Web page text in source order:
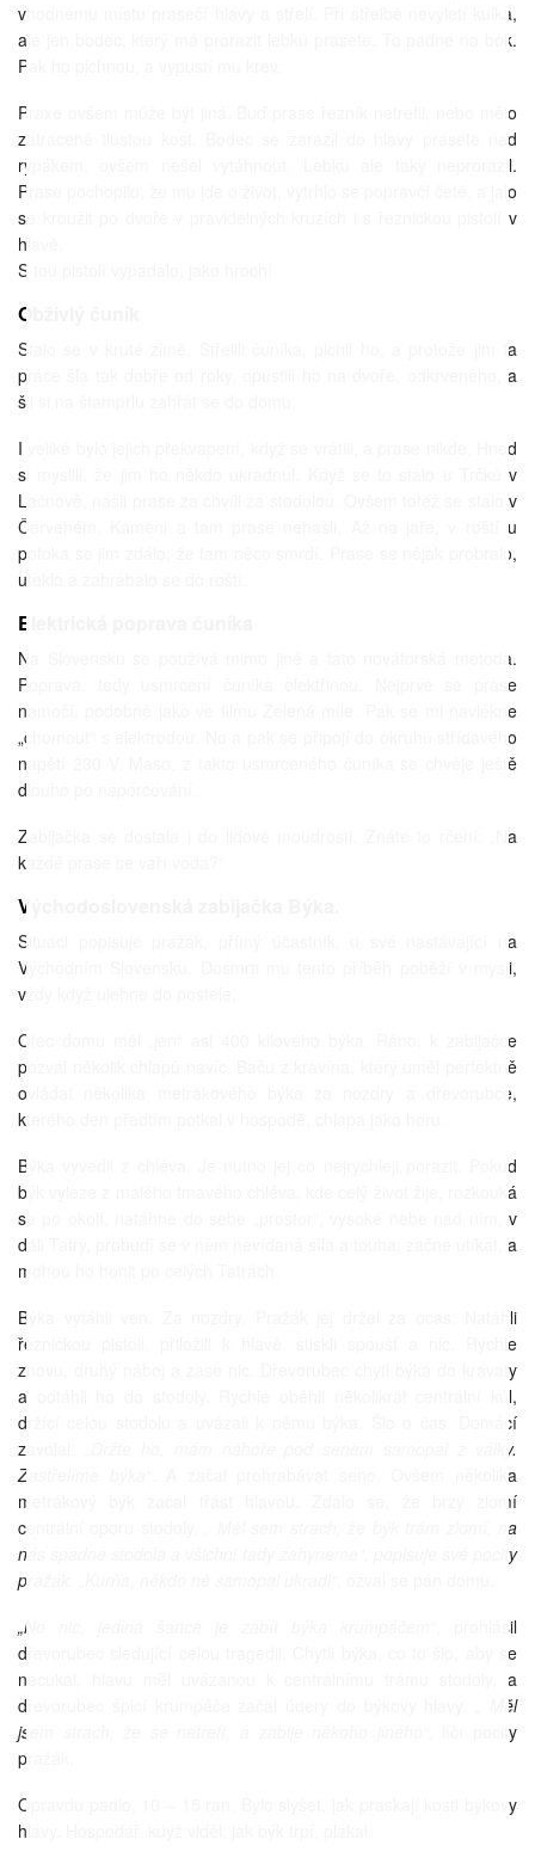
vhodnému místu prasečí hlavy a střelí. Při střelbě nevyletí kulka,
ale jen bodec, který má prorazit lebku prasete. To padne na bok.
Pak ho pichnou, a vypustí mu krev.
Praxe ovšem může být jiná. Buď prase řezník netrefil, nebo mělo
zatraceně tlustou kost. Bodec se zarazil do hlavy prasete nad
rypákem, ovšem nešel vytáhnout. Lebku ale taky neprorazil.
Prase pochopilo, že mu jde o život, vytrhlo se popravčí četě, a jalo
se kroužit po dvoře v pravidelných kruzích i s řeznickou pistolí v
hlavě.
S tou pistolí vypadalo, jako hroch!
Obživlý čuník
Stalo se v kruté zimě. Střelili čuníka, pichli ho, a protože jim ta
práce šla tak dobře od roky, opustili ho na dvoře, odkrveného, a
šli si na štamprlu zahřát se do domu.
I veliké bylo jejich překvapení, když se vrátili, a prase nikde. Hned
si myslili, že jim ho někdo ukradnul. Když se to stalo u Trčků v
Lačnově, našli prase za chvíli za stodolou. Ovšem totéž se stalo v
Červeném, Kameni a tam prase nenašli. Až na jaře, v roští u
potoka se jim zdálo, že tam něco smrdí. Prase se nějak probralo,
uteklo a zahrabalo se do roští.
Elektrická poprava čuníka
Na Slovensku se používá mimo jiné a tato novátorská metoda.
Poprava, tedy usmrcení čuníka elektřinou. Nejprve se prase
namočí, podobně jako ve filmu Zelená míle. Pak se mi navlékne
„chomout“ s elektrodou. No a pak se připojí do okruhu střídavého
napětí 230 V. Maso, z takto usmrceného čuníka se chvěje ještě
dlouho po naporcování.
Zabijačka se dostala i do lidové moudrosti. Znáte to rčení: „Na
každé prase se vaří voda?“
Východoslovenská zabijačka Býka.
Situaci popisuje pražák, přímý účastník, u své nastávající na
Východním Slovensku. Dosmrti mu tento příběh poběží v mysli,
vždy když ulehne do postele.
Otec domu měl „jen“ asi 400 kilového býka. Ráno, k zabijačce
pozval několik chlapů navíc. Baču z kravína, který uměl perfektně
ovládat několika metrákového býka za nozdry a dřevorubce,
kterého den předtím potkal v hospodě, chlapa jako horu.
Býka vyvedli z chléva. Je nutno jej co nejrychleji porazit. Pokud
býk vyleze z malého tmavého chléva, kde celý život žije, rozkouká
se po okolí, natáhne do sebe „prostor“, vysoké nebe nad ním, v
dáli Tatry, probudí se v něm nevídaná síla a touha, začne utíkat, a
mohou ho honit po celých Tatrách.
Býka vytáhli ven. Za nozdry. Pražák jej držel za ocas. Natáhli
řeznickou pistoli, přiložili k hlavě, stiskli spoušť a nic. Rychle
znovu, druhý náboj a zase nic. Dřevorubec chytl býka do kravaty
a odtáhli ho do stodoly. Rychle oběhli několikrát centrální kůl,
držící celou stodolu a uvázali k němu býka. Šlo o čas. Domácí
zavolal:
„Držte ho, mám nahoře pod senem samopal z války.
Zastřelíme býka“
. A začal prohrabávat seno. Ovšem několika
metrákový býk začal třást hlavou. Zdálo se, že brzy zlomí
centrální oporu stodoly.
„ Měl sem strach, že býk trám zlomí, na
nás spadne stodola a všichni tady zahyneme“, popisuje své pocity
pražák. „Kurňa, někdo ně samopal ukradl“
„No nic, jediná šance je zabít býka krumpáčem“
, prohlásil
dřevorubec sledující celou tragedii. Chytli býka, co to šlo, aby se
necukal, hlavu měl uvázanou k centrálnímu trámu stodoly, a
dřevorubec špicí krumpáče začal údery do býkovy hlavy.
„ Měl
jsem strach, že se netrefí, a zabije někoho jiného“
, líčí pocity
pražák.
Opravdu padlo, 10 – 15 ran. Bylo slyšet, jak praskají kosti býkovy
hlavy. Hospodář, když viděl, jak býk trpí, plakal.